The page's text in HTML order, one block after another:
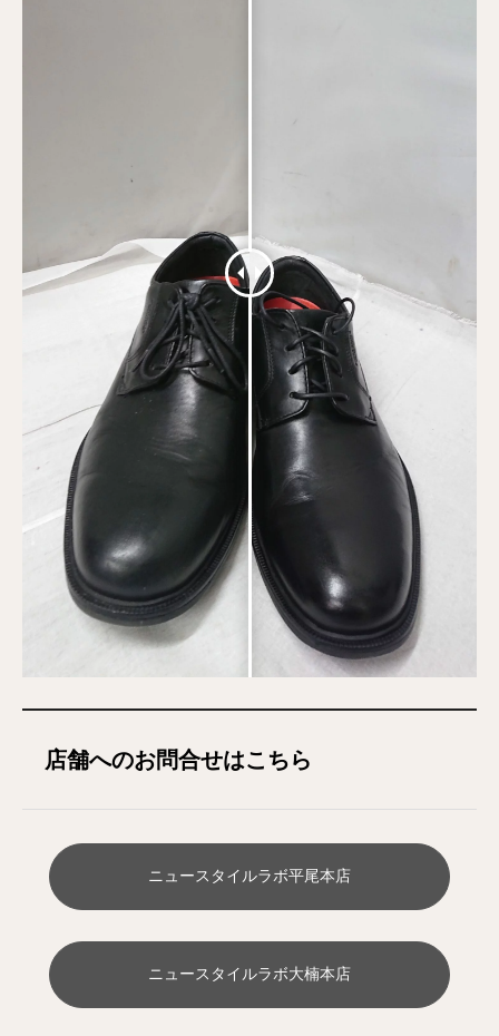
店舗へのお問合せはこちら
ニュースタイルラボ平尾本店
ニュースタイルラボ大楠本店